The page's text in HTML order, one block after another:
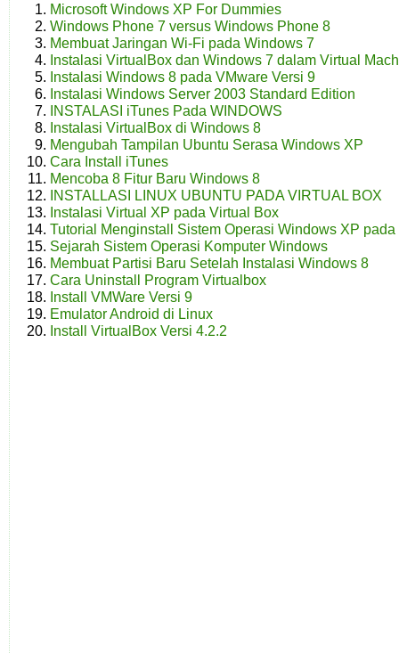
Microsoft Windows XP For Dummies
Windows Phone 7 versus Windows Phone 8
Membuat Jaringan Wi-Fi pada Windows 7
Instalasi VirtualBox dan Windows 7 dalam Virtual
Instalasi Windows 8 pada VMware Versi 9
Instalasi Windows Server 2003 Standard Edition
INSTALASI iTunes Pada WINDOWS
Instalasi VirtualBox di Windows 8
Mengubah Tampilan Ubuntu Serasa Windows XP
Cara Install iTunes
Mencoba 8 Fitur Baru Windows 8
INSTALLASI LINUX UBUNTU PADA VIRTUAL BOX
Instalasi Virtual XP pada Virtual Box
Tutorial Menginstall Sistem Operasi Windows XP
Sejarah Sistem Operasi Komputer Windows
Membuat Partisi Baru Setelah Instalasi Windows 8
Cara Uninstall Program Virtualbox
Install VMWare Versi 9
Emulator Android di Linux
Install VirtualBox Versi 4.2.2